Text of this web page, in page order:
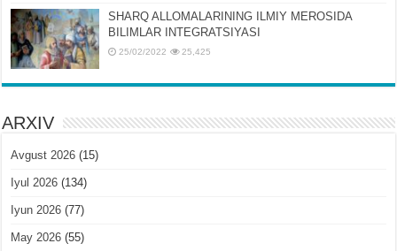
SHARQ ALLOMALARINING ILMIY MЕROSIDA
BILIMLAR INTЕGRATSIYASI
25/02/2022 25,425
ARXIV
Avgust 2026 (15)
Iyul 2026 (134)
Iyun 2026 (77)
May 2026 (55)